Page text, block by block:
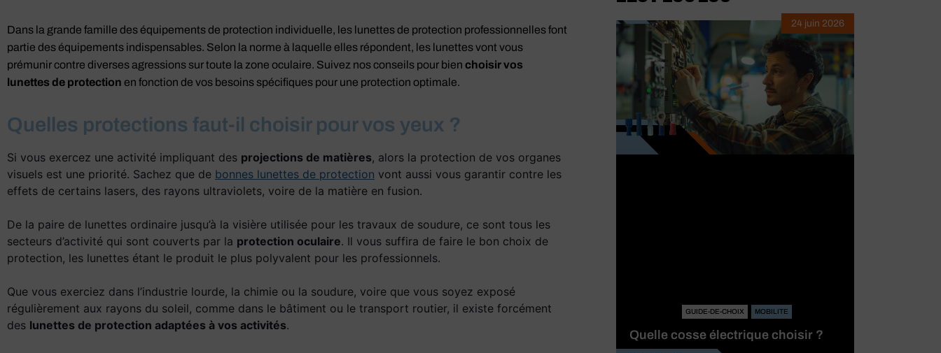
Dans la grande famille des équipements de protection individuelle, les lunettes de protection professionnelles font
partie des équipements indispensables. Selon la norme à laquelle elles répondent, les lunettes vont vous
prémunir contre diverses agressions sur toute la zone oculaire. Suivez nos conseils pour bien choisir vos
lunettes de protection en fonction de vos besoins spécifiques pour une protection optimale.
Quelles protections faut-il choisir pour vos yeux ?
Si vous exercez une activité impliquant des projections de matières, alors la protection de vos organes
visuels est une priorité. Sachez que de bonnes lunettes de protection vont aussi vous garantir contre les
effets de certains lasers, des rayons ultraviolets, voire de la matière en fusion.
De la paire de lunettes ordinaire jusqu’à la visière utilisée pour les travaux de soudure, ce sont tous les
secteurs d’activité qui sont couverts par la protection oculaire. Il vous suffira de faire le bon choix de
protection, les lunettes étant le produit le plus polyvalent pour les professionnels.
Que vous exerciez dans l’industrie lourde, la chimie ou la soudure, voire que vous soyez exposé
régulièrement aux rayons du soleil, comme dans le bâtiment ou le transport routier, il existe forcément
des lunettes de protection adaptées à vos activités.
GUIDE-DE-CHOIX MOBILITE
Quelle cosse électrique choisir ?
24 juin 2026